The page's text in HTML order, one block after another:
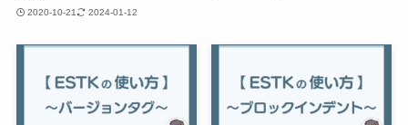
2020-10-21 2024-01-12